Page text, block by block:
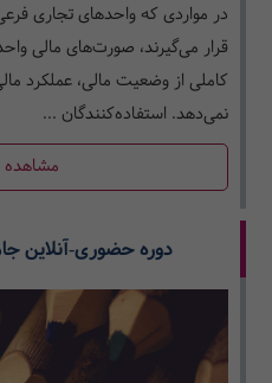
در مواردی که واحدهای تجاری
قرار می‌گیرند، صورت‌های مالی
کاملی از وضعیت مالی، عملکرد
نمی‌دهد. استفاده‌کنندگان ...
مشاهده
دوره حضوری-آنلاین